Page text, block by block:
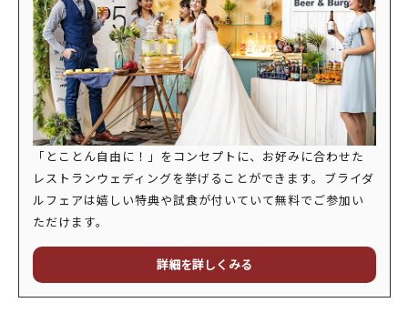
「とことん自由に！」をコンセプトに、お好みに合わせた
レストランウェディングを挙げることができます。ブライダ
ルフェアは嬉しい特典や試食が付いていて無料でご参加い
ただけます。
詳細を詳しくみる